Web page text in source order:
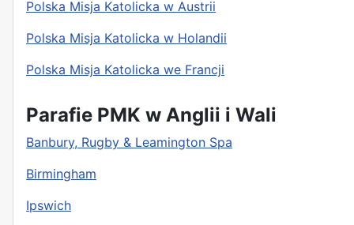
Polska Misja Katolicka w Austrii
Polska Misja Katolicka w Holandii
Polska Misja Katolicka we Francji
Parafie PMK w Anglii i Wali
Banbury, Rugby & Leamington Spa
Birmingham
Ipswich